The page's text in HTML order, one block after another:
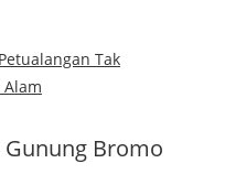
Tak
Bromo